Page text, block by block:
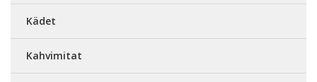
Kädet
Kahvimitat